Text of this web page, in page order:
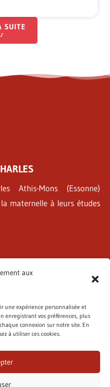
aux
une expérience personnalisée et
enregistrant vos préférences, plus
connexion sur notre site. En
à utiliser ces cookies.
SUITE
Athis-Mons (Essonne)
maternelle à leurs études
Gaulle, 91200 Athis-Mons